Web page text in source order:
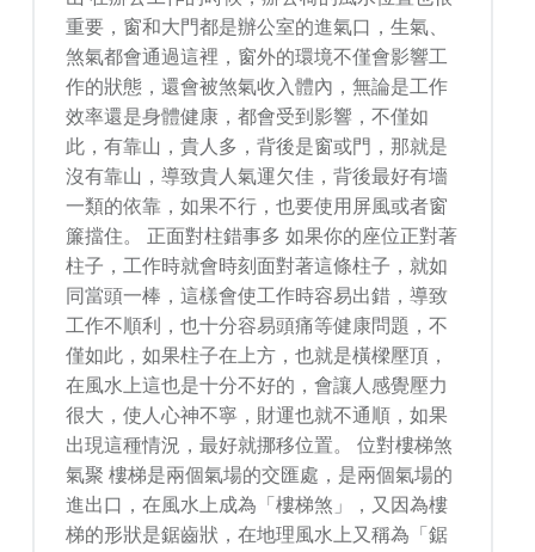
重要，窗和大門都是辦公室的進氣口，生氣、
煞氣都會通過這裡，窗外的環境不僅會影響工
作的狀態，還會被煞氣收入體內，無論是工作
效率還是身體健康，都會受到影響，不僅如
此，有靠山，貴人多，背後是窗或門，那就是
沒有靠山，導致貴人氣運欠佳，背後最好有墻
一類的依靠，如果不行，也要使用屏風或者窗
簾擋住。 正面對柱錯事多 如果你的座位正對著
柱子，工作時就會時刻面對著這條柱子，就如
同當頭一棒，這樣會使工作時容易出錯，導致
工作不順利，也十分容易頭痛等健康問題，不
僅如此，如果柱子在上方，也就是橫樑壓頂，
在風水上這也是十分不好的，會讓人感覺壓力
很大，使人心神不寧，財運也就不通順，如果
出現這種情況，最好就挪移位置。 位對樓梯煞
氣聚 樓梯是兩個氣場的交匯處，是兩個氣場的
進出口，在風水上成為「樓梯煞」，又因為樓
梯的形狀是鋸齒狀，在地理風水上又稱為「鋸